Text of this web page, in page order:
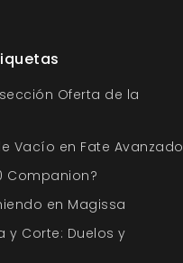
Oferta de la
Vacío en Fate Avanzado
Companion?
en Magissa
y Corte: Duelos y